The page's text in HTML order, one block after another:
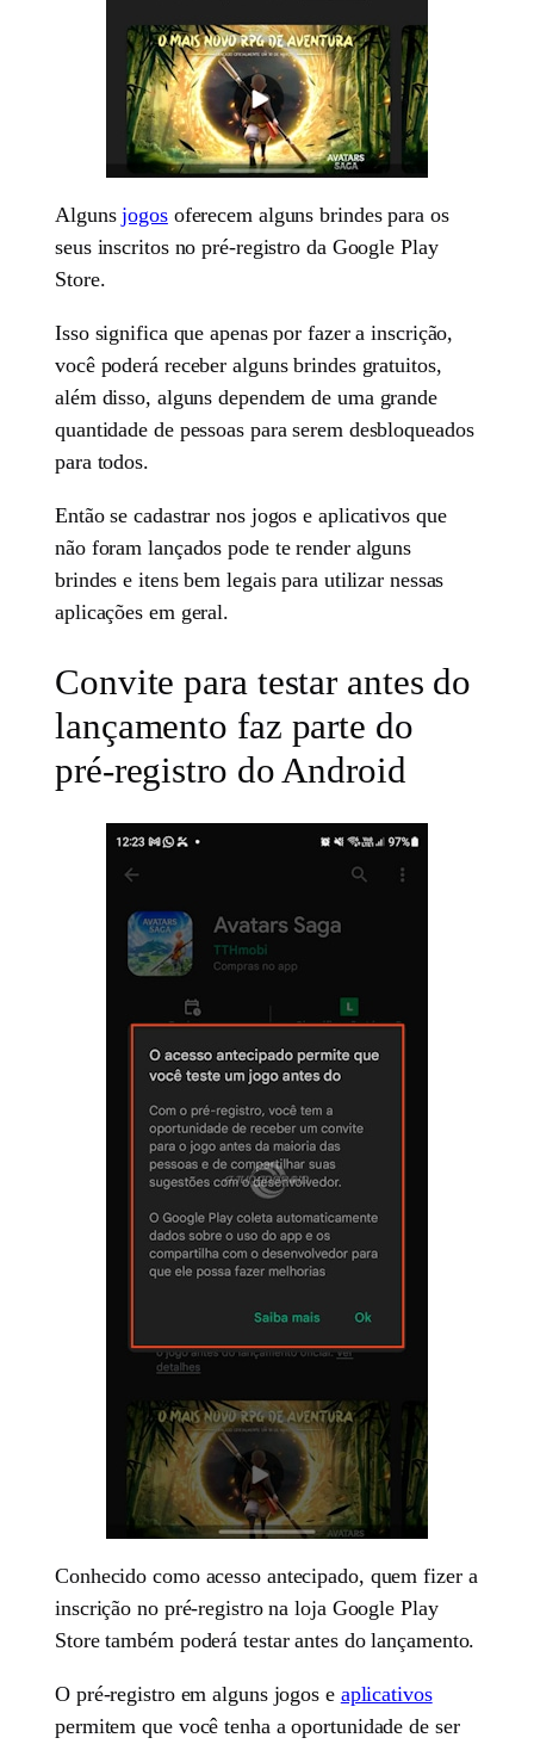
Algunsjogosoferecem alguns brindes para os
seus inscritos no pré-registro da Google Play
Store.
Isso significa que apenas por fazer a inscrição,
você poderá receber alguns brindes gratuitos,
além disso, alguns dependem de uma grande
quantidade de pessoas para serem desbloqueados
para todos.
Então se cadastrar nos jogos e aplicativos que
não foram lançados pode te render alguns
brindes e itens bem legais para utilizar nessas
aplicações em geral.
Convite para testar antes do
lançamento faz parte do
pré-registro do Android
Conhecido como acesso antecipado, quem fizer a
inscrição no pré-registro na loja Google Play
Store também poderá testar antes do lançamento.
O pré-registro em alguns jogos e aplicativos
permitem que você tenha a oportunidade de ser